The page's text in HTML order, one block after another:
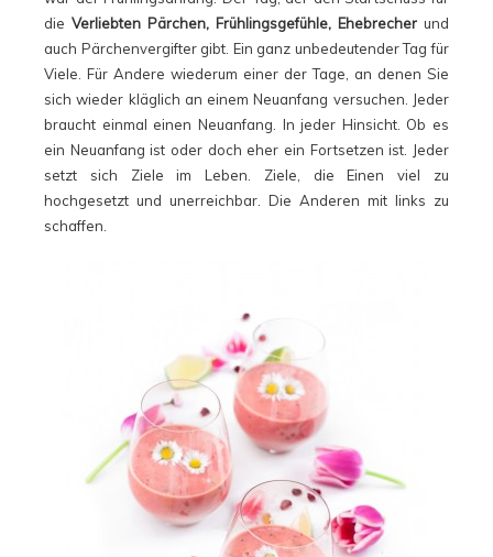
die Verliebten Pärchen, Frühlingsgefühle, Ehebrecher und
auch Pärchenvergifter gibt. Ein ganz unbedeutender Tag für
Viele. Für Andere wiederum einer der Tage, an denen Sie
sich wieder kläglich an einem Neuanfang versuchen. Jeder
braucht einmal einen Neuanfang. In jeder Hinsicht. Ob es
ein Neuanfang ist oder doch eher ein Fortsetzen ist. Jeder
setzt sich Ziele im Leben. Ziele, die Einen viel zu
hochgesetzt und unerreichbar. Die Anderen mit links zu
schaffen.